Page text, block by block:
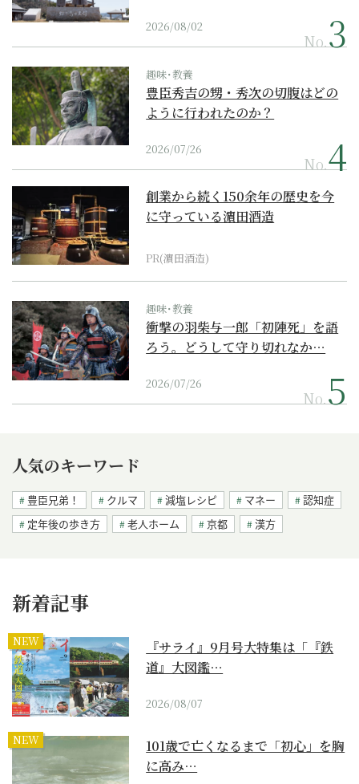
2026/08/02
No.
趣味･教養
豊臣秀吉の甥・秀次の切腹はどの
ように行われたのか？
2026/07/26
No.
創業から続く150余年の歴史を今
に守っている濵田酒造
PR(濵田酒造)
趣味･教養
衝撃の羽柴与一郎「初陣死」を語
ろう。どうして守り切れなか…
2026/07/26
No.
人気のキーワード
豊臣兄弟！ クルマ 減塩レシピ マネー
認知症
定年後の歩き方
老人ホーム 京都 漢方
新着記事
NEW
『サライ』9月号大特集は「『鉄
道』大図鑑…
2026/08/07
NEW
101歳で亡くなるまで「初心」を胸
に高み…